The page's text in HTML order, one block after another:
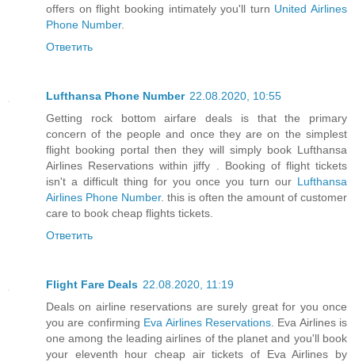
offers on flight booking intimately you'll turn United Airlines
Phone Number.
Ответить
Lufthansa Phone Number 22.08.2020, 10:55
Getting rock bottom airfare deals is that the primary
concern of the people and once they are on the simplest
flight booking portal then they will simply book Lufthansa
Airlines Reservations within jiffy . Booking of flight tickets
isn't a difficult thing for you once you turn our Lufthansa
Airlines Phone Number. this is often the amount of customer
care to book cheap flights tickets.
Ответить
Flight Fare Deals 22.08.2020, 11:19
Deals on airline reservations are surely great for you once
you are confirming Eva Airlines Reservations. Eva Airlines is
one among the leading airlines of the planet and you'll book
your eleventh hour cheap air tickets of Eva Airlines by